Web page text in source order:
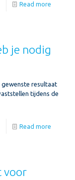
Read more
je nodig
gewenste resultaat
tijdens de
Read more
voor